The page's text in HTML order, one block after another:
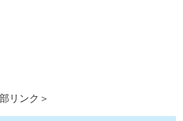
リンク＞